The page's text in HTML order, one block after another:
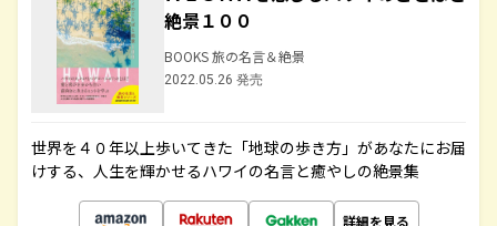
絶景１００
BOOKS 旅の名言＆絶景
2022.05.26 発売
世界を４０年以上歩いてきた「地球の歩き方」があなたにお届
けする、人生を輝かせるハワイの名言と癒やしの絶景集
詳細を見る